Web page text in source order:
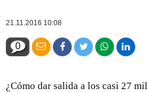
21.11.2016 10:08
0
¿Cómo dar salida a los casi 27